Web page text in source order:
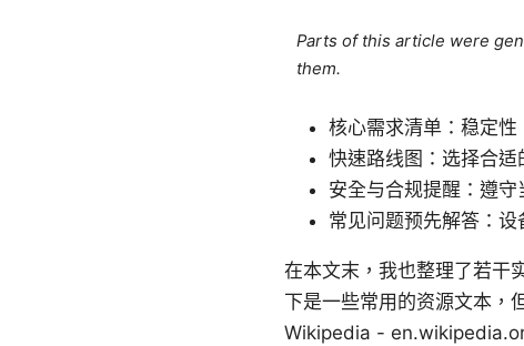
Parts of this article were
them.
核心需求清单：稳定
快速路线图：选择合
安全与合规提醒：遵
常见问题预先解答：
在本文末，我也整理了若干
下是一些常用的资源文本
Wikipedia -